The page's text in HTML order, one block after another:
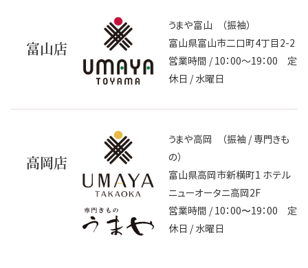
富山店
うまや富山 （振袖）
富山県富山市二口町4丁目2-2
営業時間 / 10：00～19：00 定
休日 / 水曜日
高岡店
うまや高岡 （振袖 / 専門きも
の）
富山県高岡市新横町1 ホテル
ニューオータニ高岡2F
営業時間 / 10：00〜19：00 定
休日 / 水曜日